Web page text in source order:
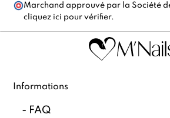
Marchand approuvé par la Société
cliquez ici pour vérifier.
Informations
- FAQ